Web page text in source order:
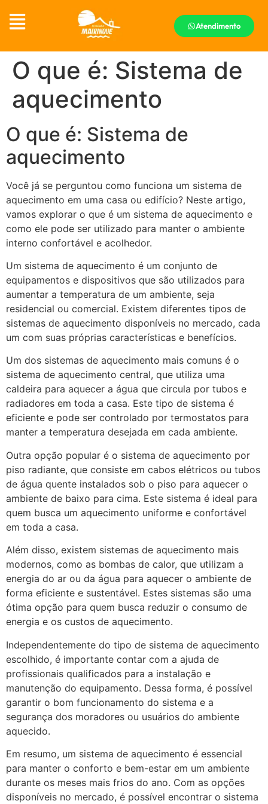
Atendimento
O que é: Sistema de
aquecimento
O que é: Sistema de
aquecimento
Você já se perguntou como funciona um sistema de
aquecimento em uma casa ou edifício? Neste artigo,
vamos explorar o que é um sistema de aquecimento e
como ele pode ser utilizado para manter o ambiente
interno confortável e acolhedor.
Um sistema de aquecimento é um conjunto de
equipamentos e dispositivos que são utilizados para
aumentar a temperatura de um ambiente, seja
residencial ou comercial. Existem diferentes tipos de
sistemas de aquecimento disponíveis no mercado, cada
um com suas próprias características e benefícios.
Um dos sistemas de aquecimento mais comuns é o
sistema de aquecimento central, que utiliza uma
caldeira para aquecer a água que circula por tubos e
radiadores em toda a casa. Este tipo de sistema é
eficiente e pode ser controlado por termostatos para
manter a temperatura desejada em cada ambiente.
Outra opção popular é o sistema de aquecimento por
piso radiante, que consiste em cabos elétricos ou tubos
de água quente instalados sob o piso para aquecer o
ambiente de baixo para cima. Este sistema é ideal para
quem busca um aquecimento uniforme e confortável
em toda a casa.
Além disso, existem sistemas de aquecimento mais
modernos, como as bombas de calor, que utilizam a
energia do ar ou da água para aquecer o ambiente de
forma eficiente e sustentável. Estes sistemas são uma
ótima opção para quem busca reduzir o consumo de
energia e os custos de aquecimento.
Independentemente do tipo de sistema de aquecimento
escolhido, é importante contar com a ajuda de
profissionais qualificados para a instalação e
manutenção do equipamento. Dessa forma, é possível
garantir o bom funcionamento do sistema e a
segurança dos moradores ou usuários do ambiente
aquecido.
Em resumo, um sistema de aquecimento é essencial
para manter o conforto e bem-estar em um ambiente
durante os meses mais frios do ano. Com as opções
disponíveis no mercado, é possível encontrar o sistema